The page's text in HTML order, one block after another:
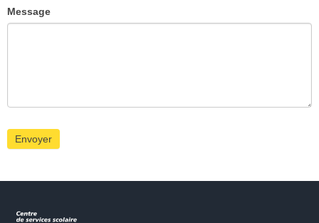
Message
Envoyer
Commission scolaire de la Capitale